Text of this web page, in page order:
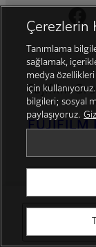
Select Your
Fujifilm
FUJIFILM
Çerezlerin
Tanımlama
sağlamak,
medya
için kullanıyoruz.
bilgileri; sosyal
paylaşıyoruz.